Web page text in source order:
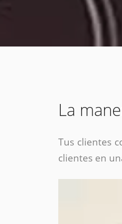
HABLAR
¡COTIZA
La
Tus clientes
clientes en